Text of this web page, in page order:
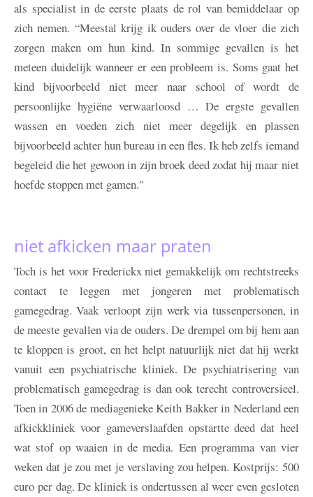
als specialist in de eerste plaats de rol van bemiddelaar op
zich nemen. “Meestal krijg ik ouders over de vloer die zich
zorgen maken om hun kind. In sommige gevallen is het
meteen duidelijk wanneer er een probleem is. Soms gaat het
kind bijvoorbeeld niet meer naar school of wordt de
persoonlijke hygiëne verwaarloosd … De ergste gevallen
wassen en voeden zich niet meer degelijk en plassen
bijvoorbeeld achter hun bureau in een fles. Ik heb zelfs iemand
begeleid die het gewoon in zijn broek deed zodat hij maar niet
hoefde stoppen met gamen."
niet afkicken maar praten
Toch is het voor Frederickx niet gemakkelijk om rechtstreeks
contact te leggen met jongeren met problematisch
gamegedrag. Vaak verloopt zijn werk via tussenpersonen, in
de meeste gevallen via de ouders. De drempel om bij hem aan
te kloppen is groot, en het helpt natuurlijk niet dat hij werkt
vanuit een psychiatrische kliniek. De psychiatrisering van
problematisch gamegedrag is dan ook terecht controversieel.
Toen in 2006 de mediagenieke Keith Bakker in Nederland een
afkickkliniek voor gameverslaafden opstartte deed dat heel
wat stof op waaien in de media. Een programma van vier
weken dat je zou met je verslaving zou helpen. Kostprijs: 500
euro per dag. De kliniek is ondertussen al weer even gesloten